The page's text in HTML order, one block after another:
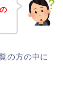
の方の中に